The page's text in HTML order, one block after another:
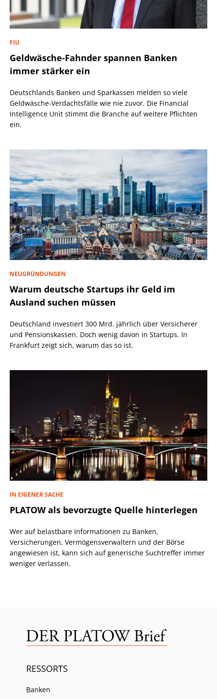
FIU
Geldwäsche-Fahnder spannen Banken
immer stärker ein
Deutschlands Banken und Sparkassen melden so viele
Geldwäsche-Verdachtsfälle wie nie zuvor. Die Financial
Intelligence Unit stimmt die Branche auf weitere Pflichten
ein.
NEUGRÜNDUNGEN
Warum deutsche Startups ihr Geld im
Ausland suchen müssen
Deutschland investiert 300 Mrd. jährlich über Versicherer
und Pensionskassen. Doch wenig davon in Startups. In
Frankfurt zeigt sich, warum das so ist.
IN EIGENER SACHE
PLATOW als bevorzugte Quelle hinterlegen
Wer auf belastbare Informationen zu Banken,
Versicherungen, Vermögensverwaltern und der Börse
angewiesen ist, kann sich auf generische Suchtreffer immer
weniger verlassen.
RESSORTS
Banken